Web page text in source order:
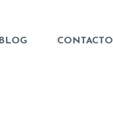
BLOG CONTACTO